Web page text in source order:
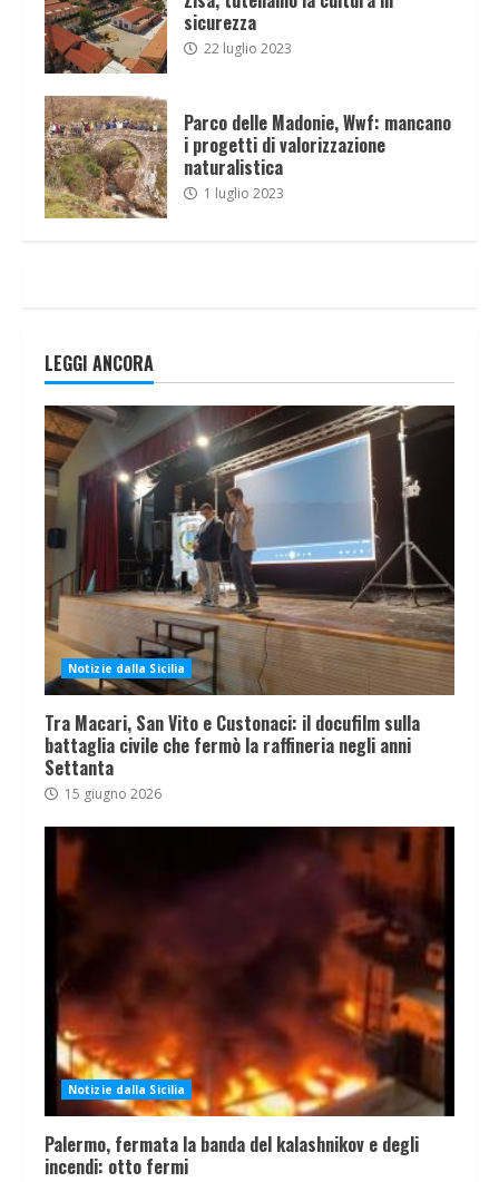
sicurezza
22 luglio 2023
Parco delle Madonie, Wwf: mancano
i progetti di valorizzazione
naturalistica
1 luglio 2023
LEGGI ANCORA
Notizie dalla Sicilia
Tra Macari, San Vito e Custonaci: il docufilm sulla
battaglia civile che fermò la raffineria negli anni
Settanta
15 giugno 2026
Notizie dalla Sicilia
Palermo, fermata la banda del kalashnikov e degli
incendi: otto fermi